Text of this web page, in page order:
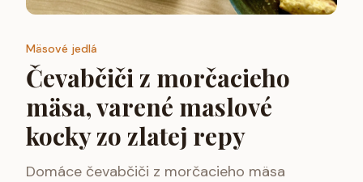
Mäsové jedlá
Čevabčiči z morčacieho
mäsa, varené maslové
kocky zo zlatej repy
Domáce čevabčiči z morčacieho mäsa